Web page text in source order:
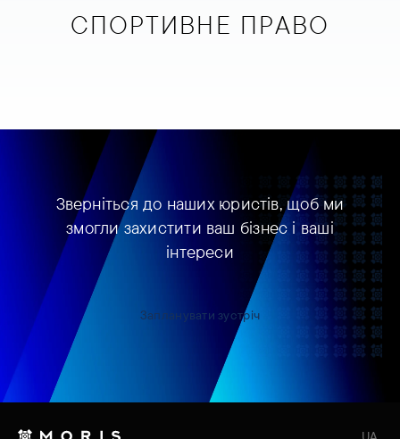
СПОРТИВНЕ ПРАВО
Зверніться до наших юристів, щоб ми
змогли захистити ваш бізнес і ваші
інтереси
Запланувати зустріч